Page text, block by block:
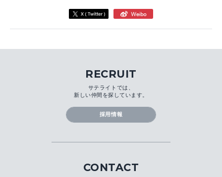
RECRUIT
サテライトでは、
新しい仲間を探しています。
採用情報
CONTACT